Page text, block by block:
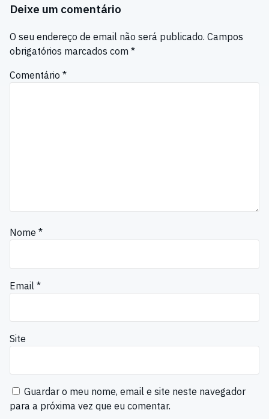
Deixe um comentário
O seu endereço de email não será publicado. Campos
obrigatórios marcados com *
Comentário *
Nome *
Email *
Site
Guardar o meu nome, email e site neste navegador
para a próxima vez que eu comentar.